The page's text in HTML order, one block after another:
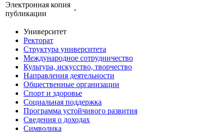
Электронная копия
публикации
-
Университет
Ректорат
Структура университета
Международное сотрудничество
Культура, искусство, творчество
Направления деятельности
Общественные организации
Спорт и здоровье
Социальная поддержка
Программа устойчивого развития
Сведения о доходах
Символика